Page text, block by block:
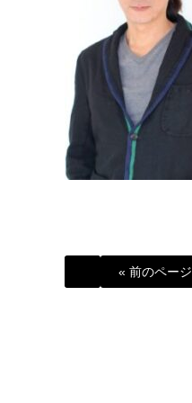
« 前のページ